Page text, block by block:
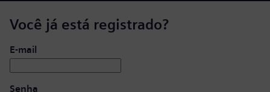
Você já está registrado?
Login: usuário e senha
E-mail
Senha